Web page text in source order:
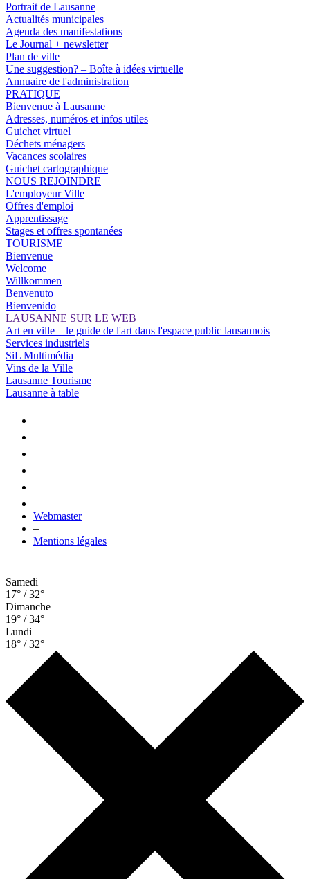
Portrait de Lausanne
Actualités municipales
Agenda des manifestations
Le Journal + newsletter
Plan de ville
Une suggestion? – Boîte à idées virtuelle
Annuaire de l'administration
PRATIQUE
Bienvenue à Lausanne
Adresses, numéros et infos utiles
Guichet virtuel
Déchets ménagers
Vacances scolaires
Guichet cartographique
NOUS REJOINDRE
L'employeur Ville
Offres d'emploi
Apprentissage
Stages et offres spontanées
TOURISME
Bienvenue
Welcome
Willkommen
Benvenuto
Bienvenido
LAUSANNE SUR LE WEB
Art en ville – le guide de l'art dans l'espace public lausannois
Services industriels
SiL Multimédia
Vins de la Ville
Lausanne Tourisme
Lausanne à table
Webmaster
–
Mentions légales
Samedi
17° / 32°
Dimanche
19° / 34°
Lundi
18° / 32°